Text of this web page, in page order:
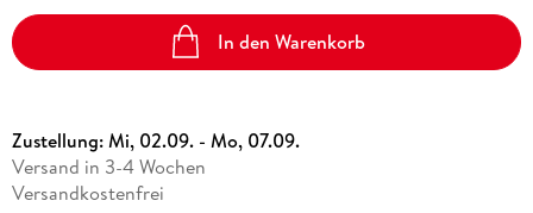
In den Warenkorb
Zustellung:Mi, 02.09. - Mo, 07.09.
Versand in 3-4 Wochen
Versandkostenfrei